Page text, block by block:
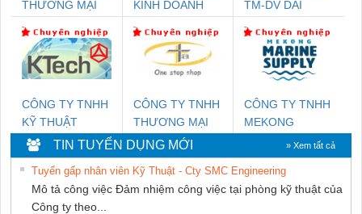
THƯƠNG MẠI
THUẬT ĐIỆN CƠ
GIA HƯNG PHÁT
KINH DOANH
PHƯƠNG NAM
TM-DV DAI
CÔNG TY TNHH
KỸ THUẬT
KTECH VIỆT
NAM
CÔNG TY TNHH
THƯƠNG MẠI
THIÊN ÂN VIỆT
NAM
CÔNG TY TNHH
MEKONG
SUPPLY
TIN TUYỂN DỤNG MỚI » Xem tất cả
Tuyển gấp nhân viên Kỹ Thuật - Cty SMC Engineering
Mô tả công việc Đảm nhiệm công việc tại phòng kỹ thuật của
Công ty theo...